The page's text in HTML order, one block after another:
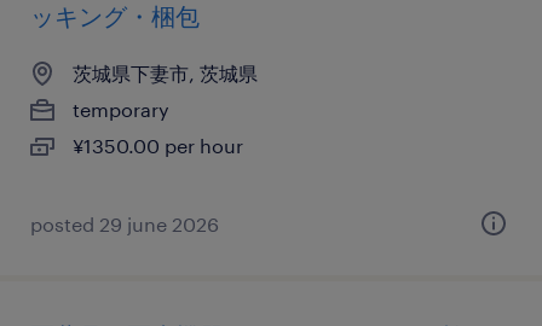
ッキング・梱包
茨城県下妻市, 茨城県
temporary
¥1350.00 per hour
posted 29 june 2026